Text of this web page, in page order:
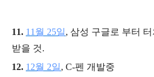
11. 11월 25일, 삼성 구글로 부터
받을 것.
12. 12월 2일, C-펜 개발중